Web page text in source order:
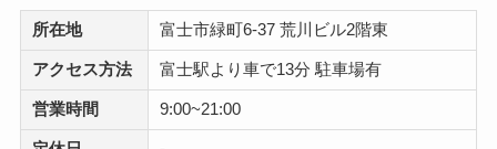
所在地 富士市緑町6-37 荒川ビル2階東
アクセス方法 富士駅より車で13分 駐車場有
営業時間 9:00~21:00